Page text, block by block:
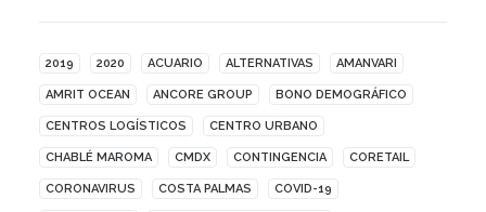
2019 2020 ACUARIO ALTERNATIVAS AMANVARI
AMRIT OCEAN ANCORE GROUP BONO DEMOGRÁFICO
CENTROS LOGÍSTICOS CENTRO URBANO
CHABLÉ MAROMA CMDX CONTINGENCIA CORETAIL
CORONAVIRUS COSTA PALMAS COVID-19